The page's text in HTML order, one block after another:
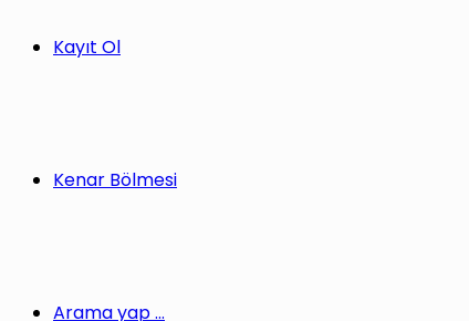
Kayıt Ol
Kenar Bölmesi
Arama yap ...